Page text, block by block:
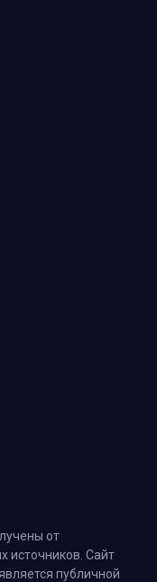
от
источников. Сайт
публичной